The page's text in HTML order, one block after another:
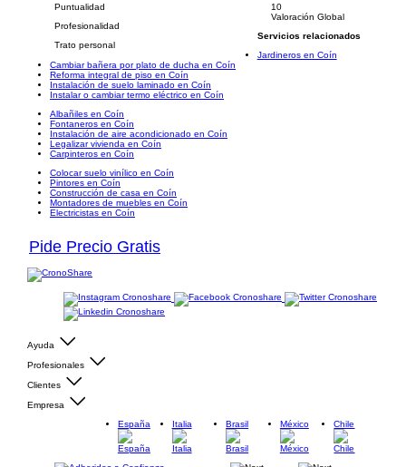
Puntualidad
Profesionalidad
Trato personal
10
Valoración Global
Servicios relacionados
Jardineros en Coín
Cambiar bañera por plato de ducha en Coín
Reforma integral de piso en Coín
Instalación de suelo laminado en Coín
Instalar o cambiar termo eléctrico en Coín
Albañiles en Coín
Fontaneros en Coín
Instalación de aire acondicionado en Coín
Legalizar vivienda en Coín
Carpinteros en Coín
Colocar suelo vinílico en Coín
Pintores en Coín
Construcción de casa en Coín
Montadores de muebles en Coín
Electricistas en Coín
Pide Precio Gratis
Ayuda
Profesionales
Clientes
Empresa
España
Italia Brasil México Chile